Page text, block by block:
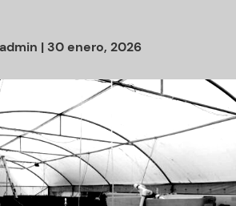
admin | 30 enero, 2026